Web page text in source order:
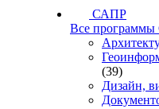
САПР
Все
(39)
Дизайн,